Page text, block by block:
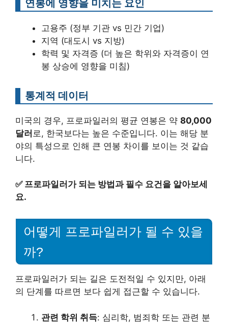
연봉에 영향을 미치는 요인
고용주 (정부 기관 vs 민간 기업)
지역 (대도시 vs 지방)
학력 및 자격증 (더 높은 학위와 자격증이 연
봉 상승에 영향을 미침)
통계적 데이터
미국의 경우, 프로파일러의 평균 연봉은 약 80,000
달러 로, 한국보다는 높은 수준입니다. 이는 해당 분
야의 특성으로 인해 큰 연봉 차이를 보이는 것 같습
니다.
✅ 프로파일러가 되는 방법과 필수 요건을 알아보세
요.
어떻게 프로파일러가 될 수 있을
까?
프로파일러가 되는 길은 도전적일 수 있지만, 아래
의 단계를 따르면 보다 쉽게 접근할 수 있습니다.
관련 학위 취득: 심리학, 범죄학 또는 관련 분